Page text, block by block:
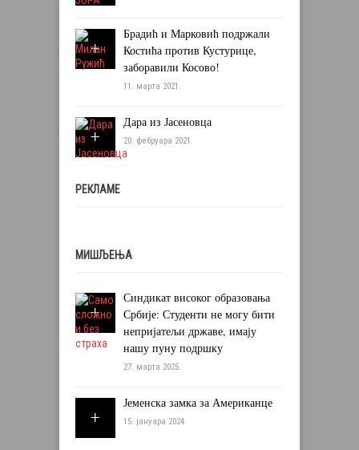
Брадић и Марковић подржали
Костића против Кустурице,
заборавили Косово!
11. марта 2021.
Дара из Јасеновца
20. фебруара 2021.
РЕКЛАМЕ
МИШЉЕЊА
Синдикат високог образовања
Србије: Студенти не могу бити
непријатељи државе, имају
нашу пуну подршку
27. марта 2025.
Јеменска замка за Американце
15. јануара 2024.